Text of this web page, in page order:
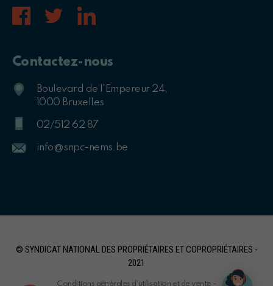
Contactez-nous
Boulevard de l'Empereur 24,
1000 Bruxelles
02/512 62 87
info@snpc-nems.be
© SYNDICAT NATIONAL DES PROPRIÉTAIRES ET COPROPRIÉTAIRES -
2021
Conditions générales d'utilisation et de vente -